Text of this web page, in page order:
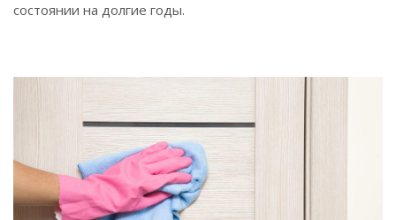
состоянии на долгие годы.